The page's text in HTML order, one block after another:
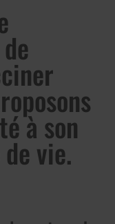
à son
vie.